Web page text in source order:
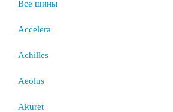
Все шины
Accelera
Achilles
Aeolus
Akuret